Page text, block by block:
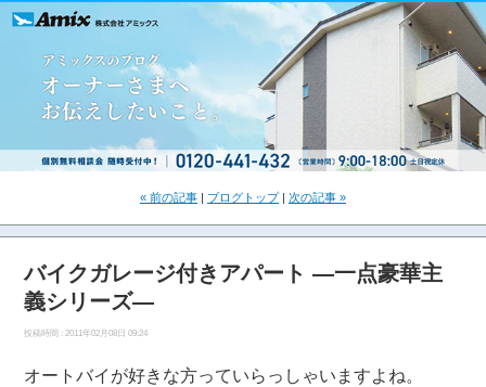
« 前の記事 ブログトップ| 次の記事 »
バイクガレージ付きアパート ―一点豪華主
義シリーズ―
投稿時間 : 2011年02月08日 09:24
オートバイが好きな方っていらっしゃいますよね。